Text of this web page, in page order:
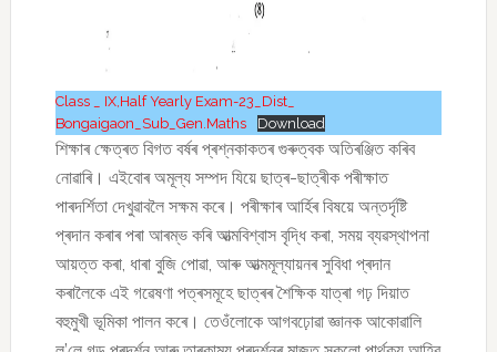
Class _ IX,Half Yearly Exam-23_Dist_
Bongaigaon_Sub_Gen.Maths
Download
শিক্ষাৰ ক্ষেত্ৰত বিগত বৰ্ষৰ প্ৰশ্নকাকতৰ গুৰুত্বক অতিৰঞ্জিত কৰিব
নোৱাৰি। এইবোৰ অমূল্য সম্পদ যিয়ে ছাত্ৰ-ছাত্ৰীক পৰীক্ষাত
পাৰদৰ্শিতা দেখুৱাবলৈ সক্ষম কৰে। পৰীক্ষাৰ আৰ্হিৰ বিষয়ে অন্তৰ্দৃষ্টি
প্ৰদান কৰাৰ পৰা আৰম্ভ কৰি আত্মবিশ্বাস বৃদ্ধি কৰা, সময় ব্যৱস্থাপনা
আয়ত্ত কৰা, ধাৰা বুজি পোৱা, আৰু আত্মমূল্যায়নৰ সুবিধা প্ৰদান
কৰালৈকে এই গৱেষণা পত্ৰসমূহে ছাত্ৰৰ শৈক্ষিক যাত্ৰা গঢ় দিয়াত
বহুমুখী ভূমিকা পালন কৰে। তেওঁলোকে আগবঢ়োৱা জ্ঞানক আকোৱালি